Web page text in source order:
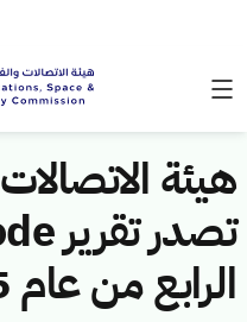
هيئة
الرابع من عام 2025